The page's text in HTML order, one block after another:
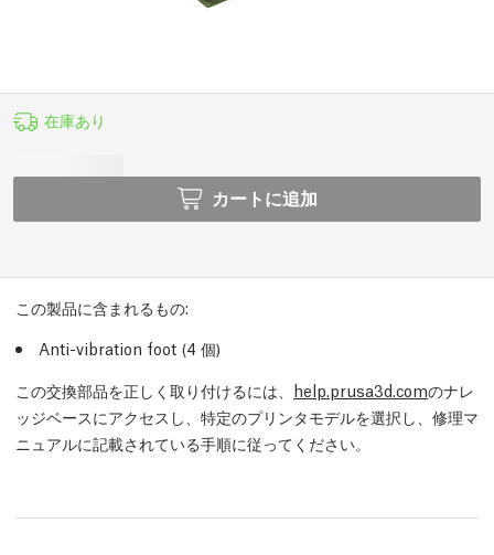
在庫あり
カートに追加
この製品に含まれるもの:
Anti-vibration foot (4 個)
この交換部品を正しく取り付けるには、 help.prusa3d.comのナレ
ッジベースにアクセスし、特定のプリンタモデルを選択し、修理マ
ニュアルに記載されている手順に従ってください。